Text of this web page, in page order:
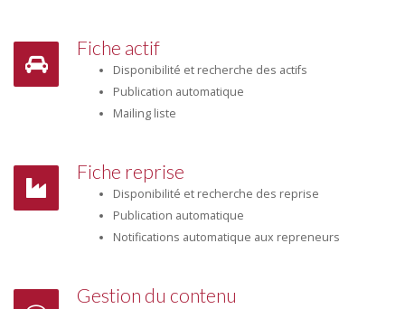
Fiche actif
Disponibilité et recherche des actifs
Publication automatique
Mailing liste
Fiche reprise
Disponibilité et recherche des reprise
Publication automatique
Notifications automatique aux repreneurs
Gestion du contenu